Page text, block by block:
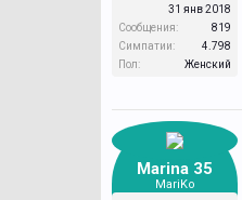
31 янв 2018
Сообщения:
819
Симпатии:
4.798
Пол:
Женский
Marina 35
MariKo